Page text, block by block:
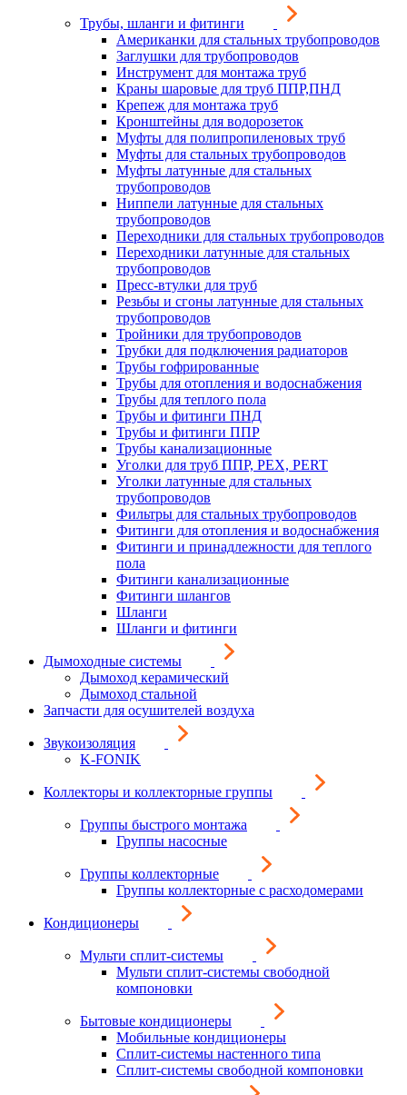
Трубы, шланги и фитинги
Американки для стальных трубопроводов
Заглушки для трубопроводов
Инструмент для монтажа труб
Краны шаровые для труб ППР,ПНД
Крепеж для монтажа труб
Кронштейны для водорозеток
Муфты для полипропиленовых труб
Муфты для стальных трубопроводов
Муфты латунные для стальных
трубопроводов
Ниппели латунные для стальных
трубопроводов
Переходники для стальных трубопроводов
Переходники латунные для стальных
трубопроводов
Пресс-втулки для труб
Резьбы и сгоны латунные для стальных
трубопроводов
Тройники для трубопроводов
Трубки для подключения радиаторов
Трубы гофрированные
Трубы для отопления и водоснабжения
Трубы для теплого пола
Трубы и фитинги ПНД
Трубы и фитинги ППР
Трубы канализационные
Уголки для труб ППР, PEX, PERT
Уголки латунные для стальных
трубопроводов
Фильтры для стальных трубопроводов
Фитинги для отопления и водоснабжения
Фитинги и принадлежности для теплого
пола
Фитинги канализационные
Фитинги шлангов
Шланги
Шланги и фитинги
Дымоходные системы
Дымоход керамический
Дымоход стальной
Запчасти для осушителей воздуха
Звукоизоляция
K-FONIK
Коллекторы и коллекторные группы
Группы быстрого монтажа
Группы насосные
Группы коллекторные
Группы коллекторные с расходомерами
Кондиционеры
Мульти сплит-системы
Мульти сплит-системы свободной
компоновки
Бытовые кондиционеры
Мобильные кондиционеры
Сплит-системы настенного типа
Сплит-системы свободной компоновки